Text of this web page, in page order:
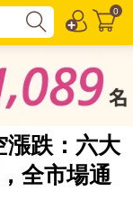
0
跌：六大
全市場通